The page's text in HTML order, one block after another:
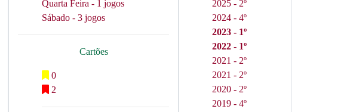
Quarta Feira - 1 jogos
Sábado - 3 jogos
Cartões
0
2
2025 - 2º
2024 - 4º
2023 - 1º
2022 - 1º
2021 - 2º
2021 - 2º
2020 - 2º
2019 - 4º